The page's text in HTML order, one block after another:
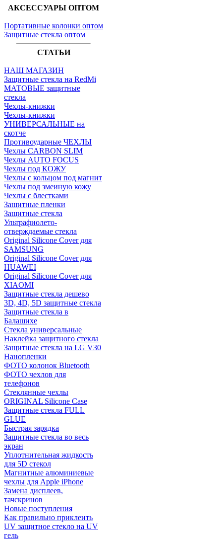
АКСЕССУАРЫ ОПТОМ
Портативные колонки оптом
Защитные стекла оптом
СТАТЬИ
НАШ МАГАЗИН
Защитные стекла на RedMi
МАТОВЫЕ защитные
стекла
Чехлы-книжки
Чехлы-книжки
УНИВЕРСАЛЬНЫЕ на
скотче
Противоударные ЧЕХЛЫ
Чехлы CARBON SLIM
Чехлы AUTO FOCUS
Чехлы под КОЖУ
Чехлы с кольцом под магнит
Чехлы под змеиную кожу
Чехлы с блестками
Защитные пленки
Защитные стекла
Ультрафиолето-
отверждаемые стекла
Original Silicone Cover для
SAMSUNG
Original Silicone Cover для
HUAWEI
Original Silicone Cover для
XIAOMI
Защитные стекла дешево
3D, 4D, 5D защитные стекла
Защитные стекла в
Балашихе
Стекла универсальные
Наклейка защитного стекла
Защитные стекла на LG V30
Нанопленки
ФОТО колонок Bluetooth
ФOTO чехлов для
телефонов
Стеклянные чехлы
ORIGINAL Silicone Case
Защитные стекла FULL
GLUE
Быстрая зарядка
Защитные стекла во весь
экран
Уплотнительная жидкость
для 5D стекол
Магнитные алюминиевые
чехлы для Apple iPhone
Замена дисплеев,
тачскринов
Новые поступления
Как правильно приклеить
UV защитное стекло на UV
гель